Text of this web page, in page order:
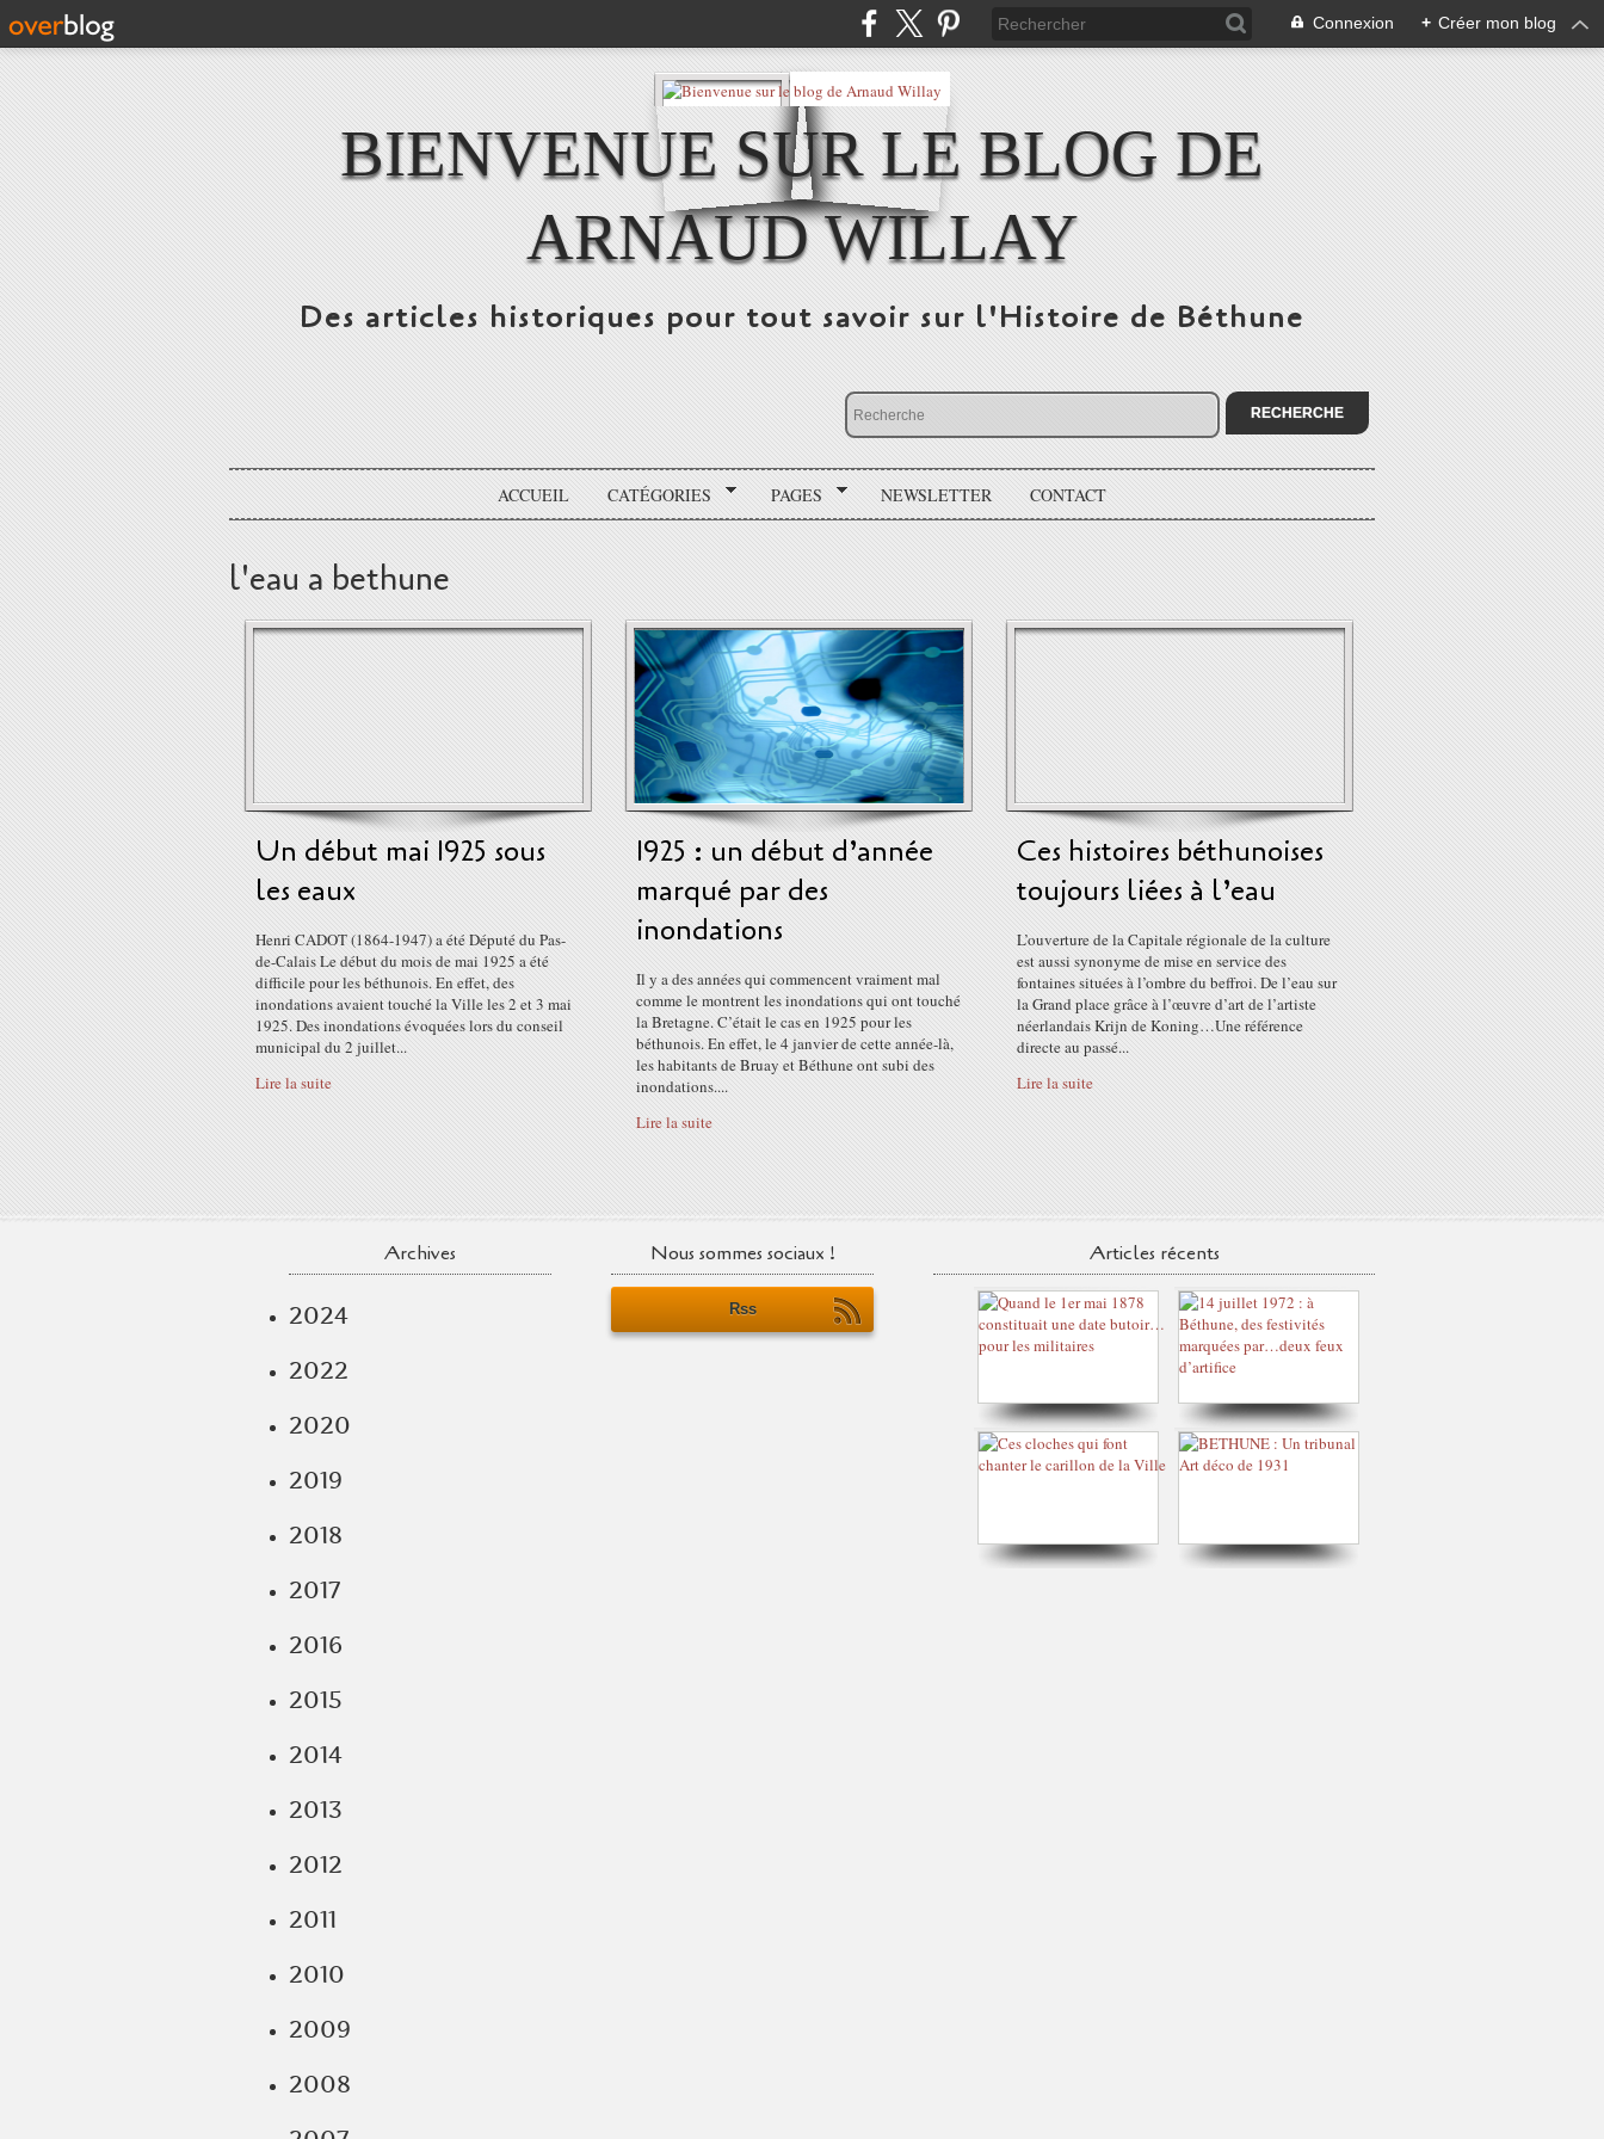
Connexion + Créer mon blog
BIENVENUE SUR LE BLOG DE
ARNAUD WILLAY
Des articles historiques pour tout savoir sur l'Histoire de Béthune
ACCUEIL CATÉGORIES PAGES NEWSLETTER CONTACT
l'eau a bethune
Un début mai 1925 sous
les eaux
Henri CADOT (1864-1947) a été Député du Pas-
de-Calais Le début du mois de mai 1925 a été
difficile pour les béthunois. En effet, des
inondations avaient touché la Ville les 2 et 3 mai
1925. Des inondations évoquées lors du conseil
municipal du 2 juillet...
Lire la suite
1925 : un début d’année
marqué par des
inondations
Il y a des années qui commencent vraiment mal
comme le montrent les inondations qui ont touché
la Bretagne. C’était le cas en 1925 pour les
béthunois. En effet, le 4 janvier de cette année-là,
les habitants de Bruay et Béthune ont subi des
inondations....
Lire la suite
Ces histoires béthunoises
toujours liées à l’eau
L’ouverture de la Capitale régionale de la culture
est aussi synonyme de mise en service des
fontaines situées à l’ombre du beffroi. De l’eau sur
la Grand place grâce à l’œuvre d’art de l’artiste
néerlandais Krijn de Koning…Une référence
directe au passé...
Lire la suite
Archives
2024
2022
2020
2019
2018
2017
2016
2015
2014
2013
2012
2011
2010
2009
2008
Nous sommes sociaux !
Rss
Articles récents